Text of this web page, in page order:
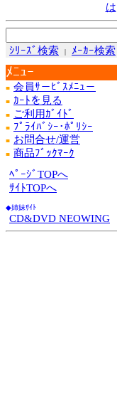
は
ｼﾘｰｽﾞ検索 | ﾒｰｶｰ検索
ﾒﾆｭｰ
■ 会員ｻ－ﾋﾞｽﾒﾆｭ－
■ ｶｰﾄを見る
■ ご利用ｶﾞｲﾄﾞ
■ ﾌﾟﾗｲﾊﾞｼｰ･ﾎﾟﾘｼｰ
■ お問合せ/運営
■ 商品ﾌﾞｯｸﾏｰｸ
ﾍﾟｰｼﾞTOPへ
ｻｲﾄTOPへ
◆姉妹ｻｲﾄ
CD&DVD NEOWING